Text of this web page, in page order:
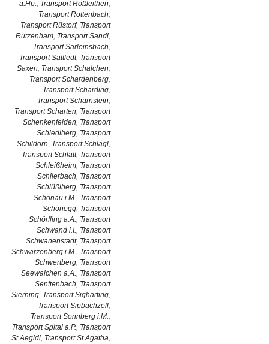
a.Hp., Transport Roßleithen,
Transport Rottenbach,
Transport Rüstorf, Transport
Rutzenham, Transport Sandl,
Transport Sarleinsbach,
Transport Sattledt, Transport
Saxen, Transport Schalchen,
Transport Schardenberg,
Transport Schärding,
Transport Scharnstein,
Transport Scharten, Transport
Schenkenfelden, Transport
Schiedlberg, Transport
Schildorn, Transport Schlägl,
Transport Schlatt, Transport
Schleißheim, Transport
Schlierbach, Transport
Schlüßlberg, Transport
Schönau i.M., Transport
Schönegg, Transport
Schörfling a.A., Transport
Schwand i.I., Transport
Schwanenstadt, Transport
Schwarzenberg i.M., Transport
Schwertberg, Transport
Seewalchen a.A., Transport
Senftenbach, Transport
Sierning, Transport Sigharting,
Transport Sipbachzell,
Transport Sonnberg i.M.,
Transport Spital a.P., Transport
St.Aegidi, Transport St.Agatha,